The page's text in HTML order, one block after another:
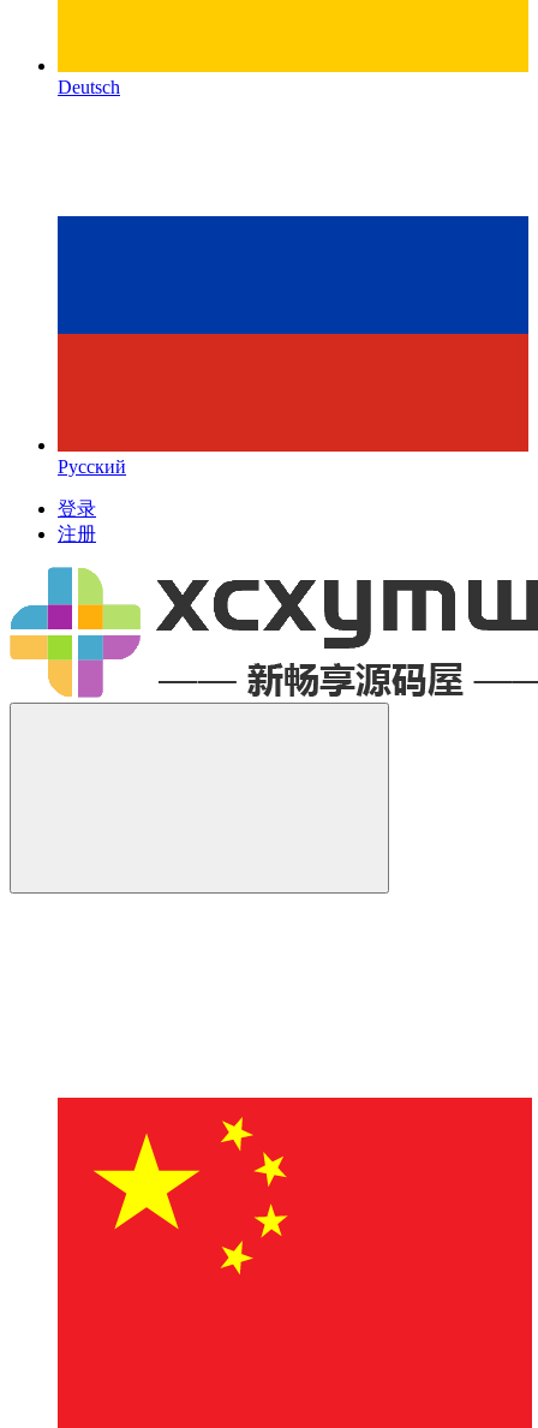
Deutsch
Русский
登录
注册